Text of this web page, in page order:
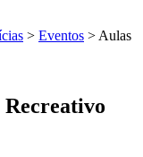
> Eventos > Aulas